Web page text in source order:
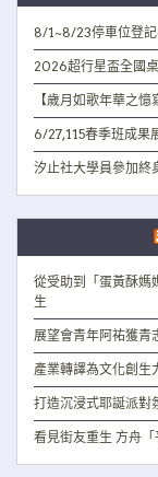
8/1~8/23停車位登
2026超行星盃全國
【歲月如歌年華之
6/27,115春季班成果
汐止社大學員參加終
從受助到「蛋黃酥
生
展望會青年阿祐獲青
產業轉譯為文化創
打造沉浸式耶誕派
看見街友重生 方舟